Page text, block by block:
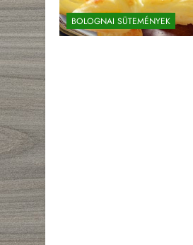
BOLOGNAI SÜTEMÉNYEK